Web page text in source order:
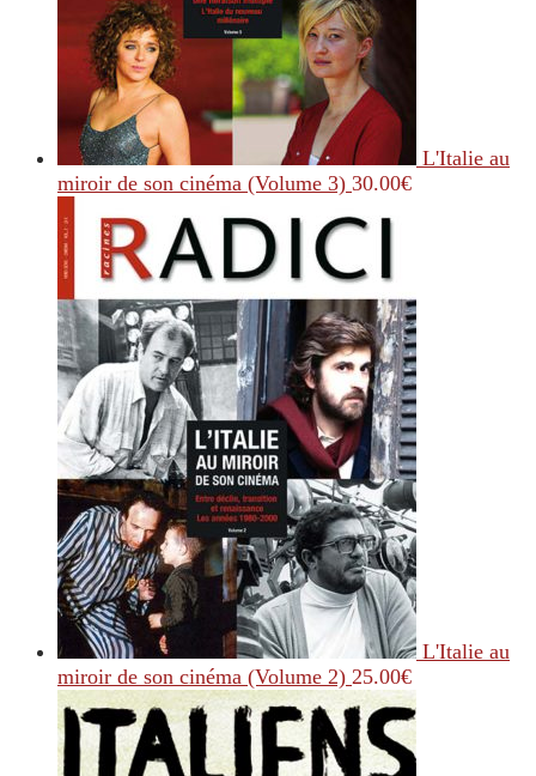
L'Italie au
miroir de son cinéma (Volume 3) 30.00€
L'Italie au
miroir de son cinéma (Volume 2) 25.00€